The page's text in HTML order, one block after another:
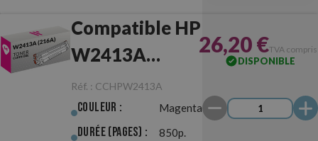
Compatible HP
W2413A
(216A)
Magenta
Réf. : CCHPW2413A
Couleur : Magenta
Durée (pages) : 850p.
26,20 €TVA
DISPONIBLE